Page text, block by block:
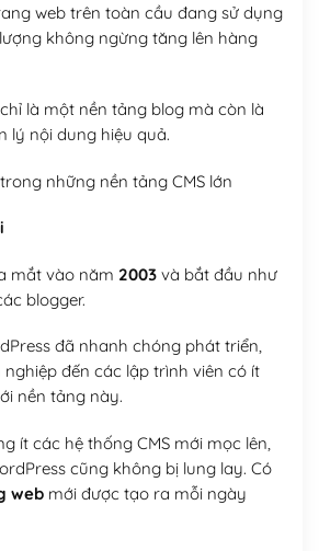
web trên toàn cầu đang sử dụng
không ngừng tăng lên hàng
là một nền tảng blog mà còn là
lý nội dung hiệu quả.
những nền tảng CMS lớn
mắt vào năm 2003và bắt đầu như
blogger.
đã nhanh chóng phát triển,
đến các lập trình viên có ít
nền tảng này.
ít các hệ thống CMS mới mọc lên,
cũng không bị lung lay. Có
webmới được tạo ra mỗi ngày